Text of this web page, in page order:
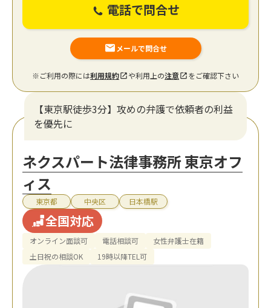
電話で問合せ
メールで問合せ
※ご利用の際には利用規約 や利用上の注意 をご確認下さい
【東京駅徒歩3分】攻めの弁護で依頼者の利益
を優先に
ネクスパート法律事務所 東京オフ
ィス
東京都 中央区 日本橋駅
全国対応
オンライン面談可 電話相談可
女性弁護士在籍
土日祝の相談OK
19時以降TEL可